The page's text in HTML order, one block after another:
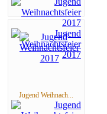
Jugend Weihnach...